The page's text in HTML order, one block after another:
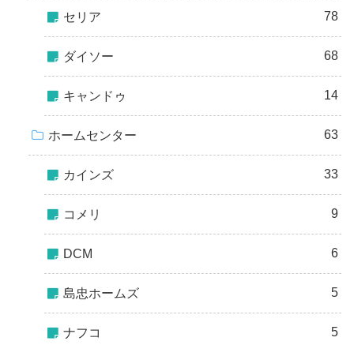
セリア 78
ダイソー 68
キャンドゥ 14
ホームセンター 63
カインズ 33
コメリ 9
DCM 6
島忠ホームズ 5
ナフコ 5